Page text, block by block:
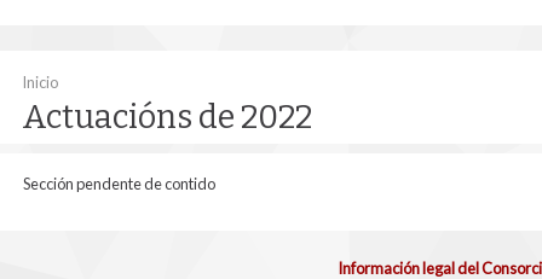
Vostede está aquí
Inicio
Actuacións de 2022
Sección pendente de contido
Información legal del